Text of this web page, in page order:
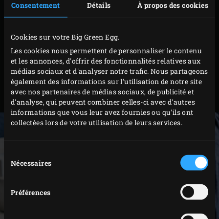
Consentement Détails À propos des cookies
Cookies sur votre Big Green Egg.
Les cookies nous permettent de personnaliser le contenu
et les annonces, d'offrir des fonctionnalités relatives aux
médias sociaux et d'analyser notre trafic. Nous partageons
également des informations sur l'utilisation de notre site
avec nos partenaires de médias sociaux, de publicité et
d'analyse, qui peuvent combiner celles-ci avec d'autres
informations que vous leur avez fournies ou qu'ils ont
collectées lors de votre utilisation de leurs services.
duNécessaires
Préférences
pour la séparer de la chair en glissant le doigt entre
gauche. Répartissez le mélange d’épices entre la
peau et la chair en veillant à bien le faire pénétrer.
Frottez la peau du poulet d’huile de tournesol et
saupoudrez aussi le mélange d’épices à frotter
dessus.